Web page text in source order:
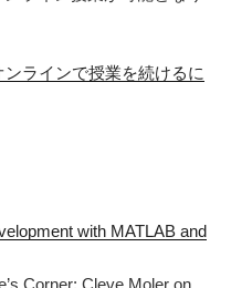
ラインで授業を続けるに
with MATLAB and